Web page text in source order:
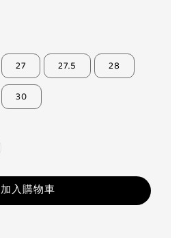
27 27.5 28
30
加入購物車